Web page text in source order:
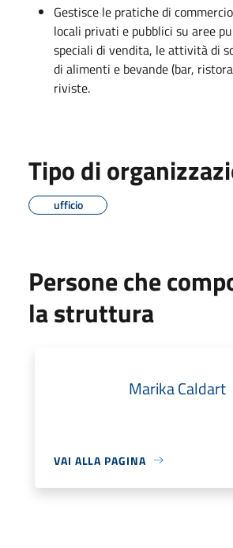
Gestisce le pratiche di
locali privati e pubblici su aree
speciali di vendita, le attività di
di alimenti e bevande (bar,
riviste.
Tipo di
ufficio
Persone che
la struttura
Marika Caldart
VAI ALLA PAGINA